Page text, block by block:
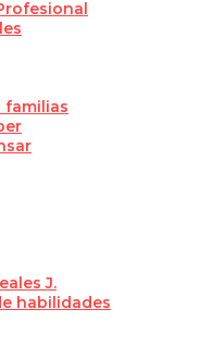
familias
J.
habilidades